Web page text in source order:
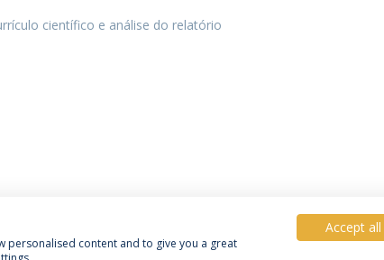
científico e análise do relatório
personalised content and to give you a great
Accept all